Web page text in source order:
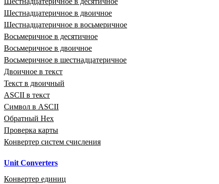
Шестнадцатеричное в двоичное
Шестнадцатеричное в восьмеричное
Восьмеричное в десятичное
Восьмеричное в двоичное
Восьмеричное в шестнадцатеричное
Двоичное в текст
Текст в двоичный
ASCII в текст
Символ в ASCII
Обратный Hex
Проверка карты
Конвертер систем счисления
Unit Converters
Конвертер единиц